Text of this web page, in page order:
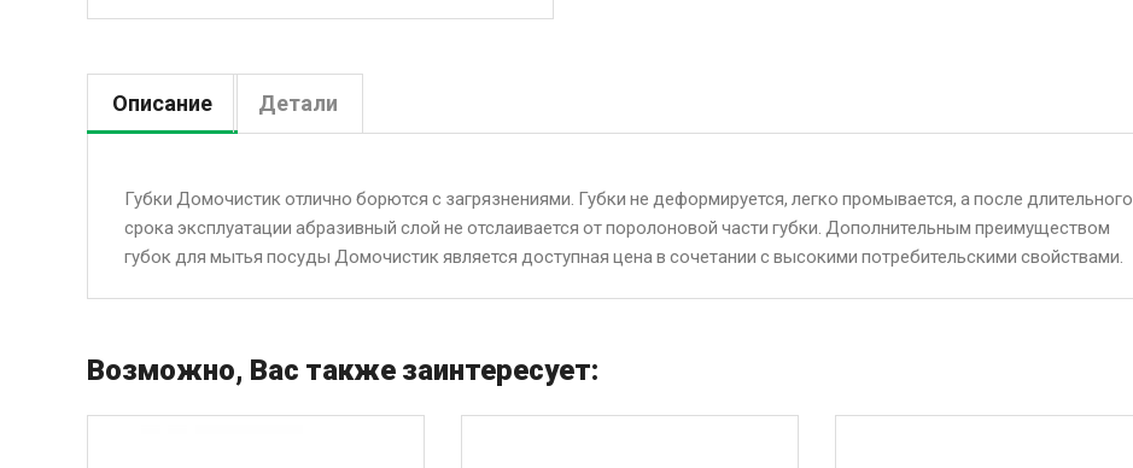
Описание Детали
Губки Домочистик отлично борются с загрязнениями. Губки не деформируется, легко промывается, а после длительного
срока эксплуатации абразивный слой не отслаивается от поролоновой части губки. Дополнительным преимуществом
губок для мытья посуды Домочистик является доступная цена в сочетании с высокими потребительскими свойствами.
Возможно, Вас также заинтересует: